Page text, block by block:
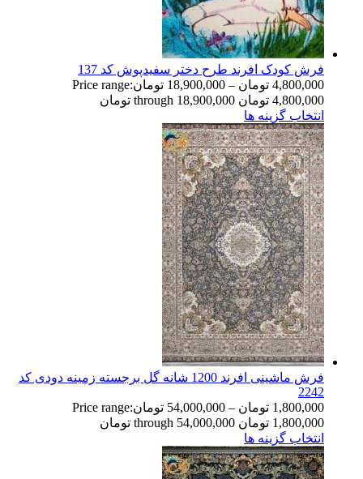
فرش کودک افرند طرح دختر سفیدپوش کد 137
4,800,000 تومان –
18,900,000 تومانPrice range:
4,800,000 تومان through 18,900,000 تومان
انتخاب گزینه ها
فرش ماشینی افرند 1200 شانه گل برجسته زمینه دودی کد
2242
1,800,000 تومان –
54,000,000 تومانPrice range:
1,800,000 تومان through 54,000,000 تومان
انتخاب گزینه ها